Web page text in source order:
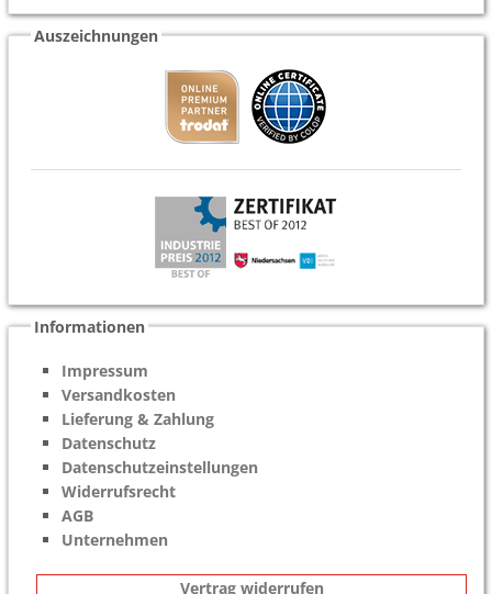
Auszeichnungen
Informationen
Impressum
Versandkosten
Lieferung & Zahlung
Datenschutz
Datenschutzeinstellungen
Widerrufsrecht
AGB
Unternehmen
Vertrag widerrufen